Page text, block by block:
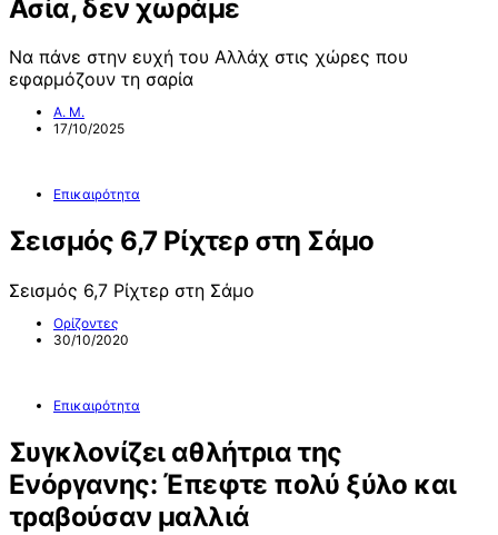
Ασία, δεν χωράμε
Να πάνε στην ευχή του Αλλάχ στις χώρες που
εφαρμόζουν τη σαρία
Α. Μ.
17/10/2025
Επικαιρότητα
Σεισμός 6,7 Ρίχτερ στη Σάμο
Σεισμός 6,7 Ρίχτερ στη Σάμο
Ορίζοντες
30/10/2020
Επικαιρότητα
Συγκλονίζει αθλήτρια της
Ενόργανης: Έπεφτε πολύ ξύλο και
τραβούσαν μαλλιά